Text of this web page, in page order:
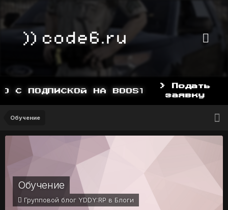
ПОДПИСКОЙ НА BOOSTY, BOOSTY.TO/
> Подать
заявку
Обучение
Обучение
Групповой блог YDDY:RP в Блоги